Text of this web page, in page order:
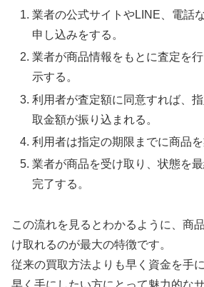
業者の公式サイトやLINE、電話
申し込みをする。
業者が商品情報をもとに査定を
示する。
利用者が査定額に同意すれば、
取金額が振り込まれる。
利用者は指定の期限までに商品を
業者が商品を受け取り、状態を
完了する。
この流れを見るとわかるように、商
け取れるのが最大の特徴です。
従来の買取方法よりも早く資金を手
早く手にしたい方にとって魅力的な